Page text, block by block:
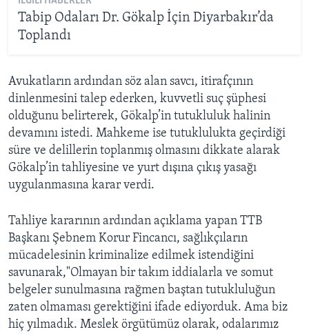
Tabip Odaları Dr. Gökalp İçin Diyarbakır’da
Toplandı
Avukatların ardından söz alan savcı, itirafçının
dinlenmesini talep ederken, kuvvetli suç şüphesi
olduğunu belirterek, Gökalp’in tutukluluk halinin
devamını istedi. Mahkeme ise tutuklulukta geçirdiği
süre ve delillerin toplanmış olmasını dikkate alarak
Gökalp’in tahliyesine ve yurt dışına çıkış yasağı
uygulanmasına karar verdi.
Tahliye kararının ardından açıklama yapan TTB
Başkanı Şebnem Korur Fincancı, sağlıkçıların
mücadelesinin kriminalize edilmek istendiğini
savunarak,"Olmayan bir takım iddialarla ve somut
belgeler sunulmasına rağmen baştan tutukluluğun
zaten olmaması gerektiğini ifade ediyorduk. Ama biz
hiç yılmadık. Meslek örgütümüz olarak, odalarımız